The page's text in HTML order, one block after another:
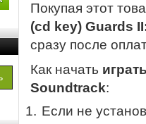
Покупая этот
(cd key) Guards
сразу после
Как начать
Soundtrack:
Если не